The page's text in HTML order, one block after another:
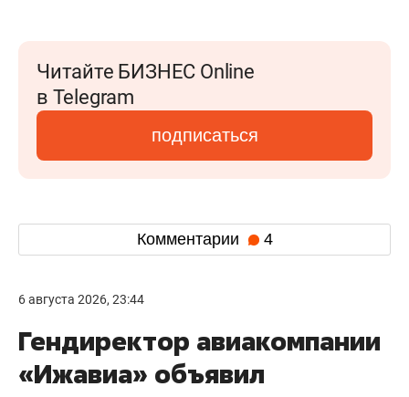
Читайте БИЗНЕС Online
в Telegram
подписаться
Комментарии 4
6 августа 2026, 23:44
Гендиректор авиакомпании
«Ижавиа» объявил